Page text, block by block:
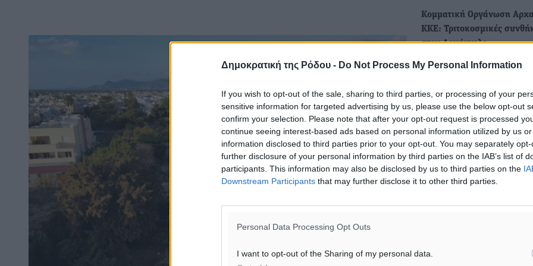
Δημοκρατική της Ρόδου - Do Not Process My Personal Information
If you wish to opt-out of the sale, sharing to third parties, or processing of your
sensitive information for targeted advertising by us, please use the below opt-out
confirm your selection. Please note that after your opt-out request is processed
continue seeing interest-based ads based on personal information utilized by us
information disclosed to third parties prior to your opt-out. You may separately
further disclosure of your personal information by third parties on the IAB’s list of
participants. This information may also be disclosed by us to third parties on the
Downstream Participants that may further disclose it to other third parties.
Personal Data Processing Opt Outs
I want to opt-out of the Sharing of my personal data.
Κομματική Οργάνωση
ΚΚΕ: Τριτοκοσμικές
στον Αρχάγγελο
• Σπίτια χωρίς νερό μέσα
πρόβλημα της…
ΚΚΕ- Κ.Ο. Αρχαγγέλου:
Τριτοκοσμικές συνθήκες
Αρχάγγελο - χωρίς νερό
σχολεία
Από την Κ.Ο. Αρχαγγέλου